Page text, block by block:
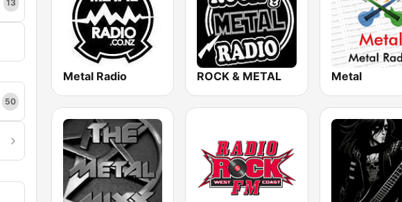
13
50
Metal Radio ROCK & METAL Metal